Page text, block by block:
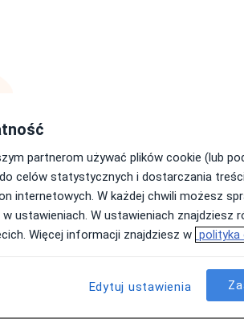
8 Sie
Jutro
9 Sie
Pon,
10 Sie
Wt,
11 Sie
Umawianie online nie jest dostępne
partnerom używać plików cookie (lub
celów statystycznych i dostarczania
internetowych. W każdej chwili możesz
ustawieniach. W ustawieniach znajdziesz
Więcej informacji znajdziesz w polityka
Edytuj ustawienia